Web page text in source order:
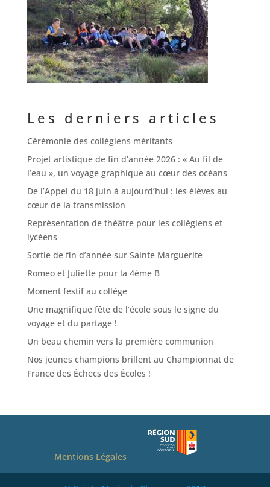
Les derniers articles
Cérémonie des collégiens méritants
Projet artistique de fin d’année 2026 : « Au fil de
l’eau », un voyage graphique au cœur des océans
De l’Appel du 18 juin à aujourd’hui : les élèves au
cœur de la transmission
Représentation de théâtre pour les collégiens et
lycéens
Sortie de fin d’année sur Sainte Marguerite
Romeo et Juliette pour la 4ème B
Moment festif au collège
Une magnifique fête de l’école sous le signe du
voyage et du partage !
Un beau chemin vers la première communion
Nos jeunes champions brillent au Championnat de
France des Échecs des Écoles !
Mentions Légales